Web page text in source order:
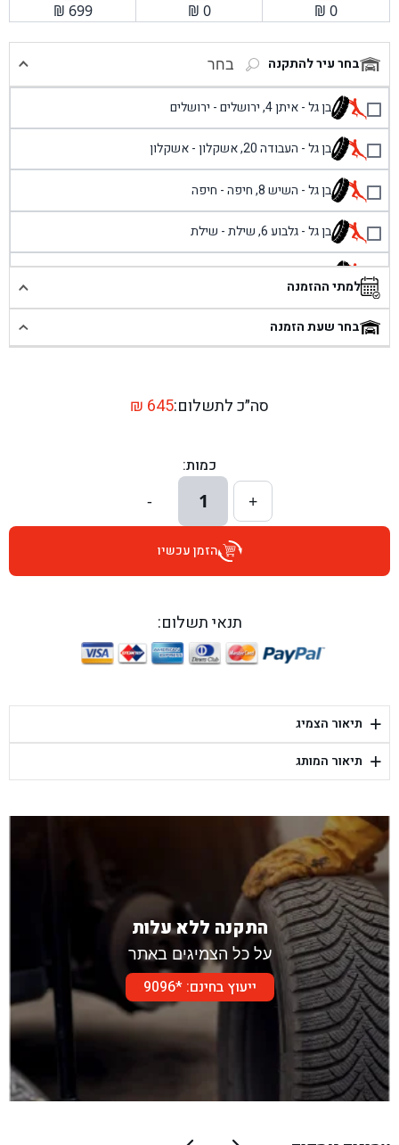
₪ 0
₪ 0
₪ 699
בחר עיר להתקנה בחר
בן גל - איתן 4, ירושלים - ירושלים
בן גל - העבודה 20, אשקלון - אשקלון
בן גל - השיש 8, חיפה - חיפה
בן גל - גלבוע 6, שילת - שילת
בן גל - פוריידיס, כניסה צפונית מול כביש 4 - פרדיס
בן גל - שכונת אזור תעשייה זעירה, עיילבון - עיילבון
בן גל - דרך השבעה 20, אזור - אזור
בן גל - הרצל 6, גדרה - גדרה
בן גל - שדרות דוד בן גוריון 8, באר שבע - באר שבע
בן גל - היובלים 26, הוד השרון - הוד השרון
בן גל - יפת 88, תל אביב יפו - תל אביב
בן גל - דור אלון הר טוב - בית שמש
למתי ההזמנה
בחר שעת הזמנה
סה״כ לתשלום: ₪ 645
כמות:
+
1
-
הזמן עכשיו
תנאי תשלום:
+ תיאור הצמיג
+ תיאור המותג
התקנה ללא עלות
על כל הצמיגים באתר
ייעוץ בחינם: *9096